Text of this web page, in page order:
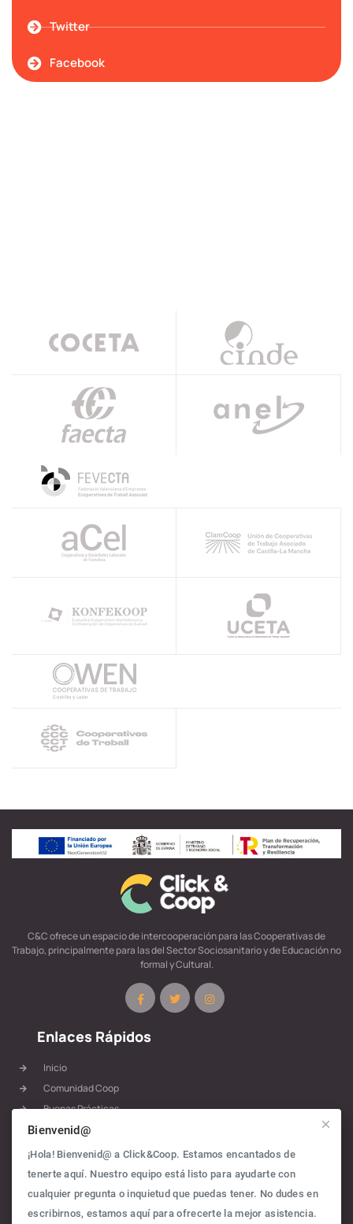
Twitter
Facebook
C&C ofrece un espacio de intercooperación para las Cooperativas de
Trabajo, principalmente para las del Sector Sociosanitario y de Educación no
formal y Cultural.
Enlaces Rápidos
Inicio
Comunidad Coop
Buenas Prácticas
Materiales
Rutas
Blog
Política de Privacidad
Bienvenid@
¡Hola! Bienvenid@ a Click&Coop. Estamos encantados de
tenerte aquí. Nuestro equipo está listo para ayudarte con
cualquier pregunta o inquietud que puedas tener. No dudes en
escribirnos, estamos aquí para ofrecerte la mejor asistencia.